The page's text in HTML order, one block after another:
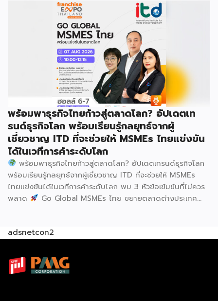
เลือกสร้างรายได้เพิ่มและพยุงเศรษฐกิจไทยให้ฟื้นตัว เสิร์ฟครบ
จบในงานด้วยสินเชื่อ และทำเลทองทั่วประเทศ พร้อมเสวนาให้
ความรู้โดยผู้ทรงคุณวุฒิคับคั่ง และกิจกรรมเจรจาจับคู่ธุรกิจทั้งใน
และต่างประเทศ งานจัดต่อเนื่องระหว่างวันที่ 6-9 สิงหาคมนี้ ที่
ฮอลล์ 6-8 อิมแพ็คเมืองทองธานี คาดเม็ดเงินสะพัดในงานราว
220 ล้านบาท นายพูนพงษ์ นัยนาภากรณ์ อธิบดีกรมพัฒนา
ธุรกิจการค้า กระทรวงพาณิชย์ กล่าวว่า งาน ” Franchise Expo
Thailand & Thailand E-Commerce Selection Expo
(TESE 2026) เป็นเวทีแสดงธุรกิจแฟรนไชส์และโซลูชั่นส์แบบครบ
วงจร […]
พร้อมพาธุรกิจไทยก้าวสู่ตลาดโลก? อัปเดตเท
รนด์ธุรกิจโลก พร้อมเรียนรู้กลยุทธ์จากผู้
เชี่ยวชาญ ITD ที่จะช่วยให้ MSMEs ไทยแข่งขัน
ได้ในเวทีการค้าระดับโลก
พร้อมพาธุรกิจไทยก้าวสู่ตลาดโลก? อัปเดตเทรนด์ธุรกิจโลก
พร้อมเรียนรู้กลยุทธ์จากผู้เชี่ยวชาญ ITD ที่จะช่วยให้ MSMEs
ไทยแข่งขันได้ในเวทีการค้าระดับโลก พบ 3 หัวข้อเข้มข้นที่ไม่ควร
พลาด
Go Global MSMEs ไทย ขยายตลาดต่างประเทศ
Commerce เปิดตลาดจีน ติดอาวุธ SMEs ไทย สู่ผู้บริโภค
ธุรกิจ ผู้ประกอบการ และผู้ที่กำลังวางแผนขยายตลาด
สิงหาคม 2569 | 10.00 – 12.15 น.
adsnetcon2